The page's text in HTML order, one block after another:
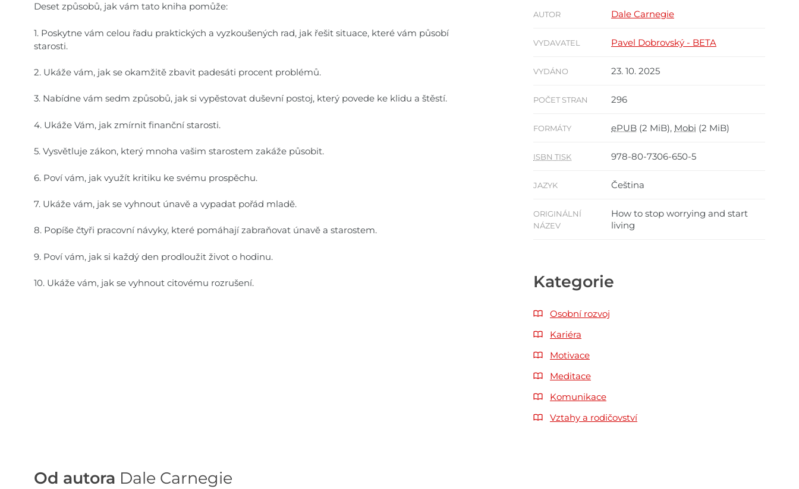
Deset způsobů, jak vám tato kniha pomůže:
1. Poskytne vám celou řadu praktických a vyzkoušených rad, jak řešit situace, které vám působí
starosti.
2. Ukáže vám, jak se okamžitě zbavit padesáti procent problémů.
3. Nabídne vám sedm způsobů, jak si vypěstovat duševní postoj, který povede ke klidu a štěstí.
4. Ukáže Vám, jak zmírnit finanční starosti.
5. Vysvětluje zákon, který mnoha vašim starostem zakáže působit.
6. Poví vám, jak využít kritiku ke svému prospěchu.
7. Ukáže vám, jak se vyhnout únavě a vypadat pořád mladě.
8. Popíše čtyři pracovní návyky, které pomáhají zabraňovat únavě a starostem.
9. Poví vám, jak si každý den prodloužit život o hodinu.
10. Ukáže vám, jak se vyhnout citovému rozrušení.
AUTOR Dale Carnegie
VYDAVATEL Pavel Dobrovský - BETA
VYDÁNO 23. 10. 2025
POČET STRAN 296
FORMÁTY ePUB (2 MiB), Mobi (2 MiB)
ISBN TISK 978-80-7306-650-5
JAZYK Čeština
ORIGINÁLNÍ
NÁZEV
How to stop worrying and start
living
Kategorie
Osobní rozvoj
Kariéra
Motivace
Meditace
Komunikace
Vztahy a rodičovství
Od autora Dale Carnegie